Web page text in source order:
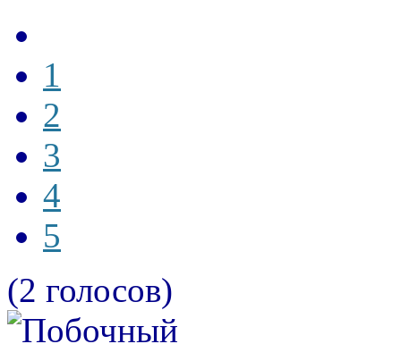
1
2
3
4
5
(2 голосов)